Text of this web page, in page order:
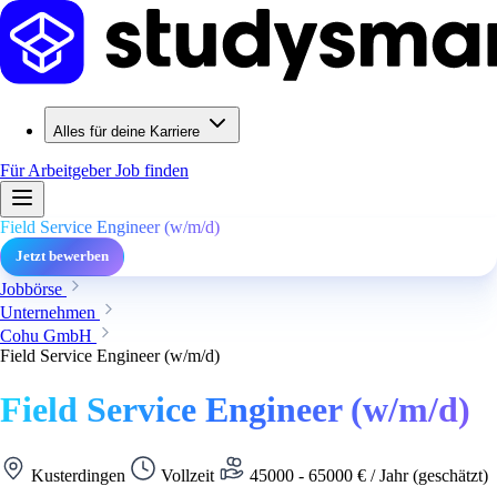
Alles für deine Karriere
Für ArbeitgeberJob finden
Field Service Engineer (w/m/d)
Jetzt bewerben
Jobbörse
Unternehmen
Cohu GmbH
Field Service Engineer (w/m/d)
Field Service Engineer (w/m/d)
Kusterdingen Vollzeit
45000 - 65000 € / Jahr (geschätzt)